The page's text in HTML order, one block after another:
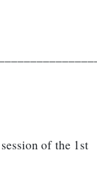
of the 1st